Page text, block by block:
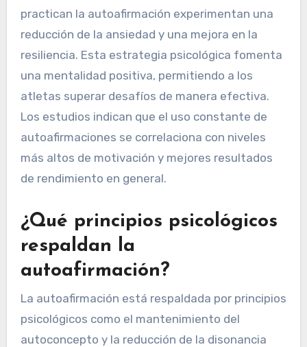
practican la autoafirmación experimentan una
reducción de la ansiedad y una mejora en la
resiliencia. Esta estrategia psicológica fomenta
una mentalidad positiva, permitiendo a los
atletas superar desafíos de manera efectiva.
Los estudios indican que el uso constante de
autoafirmaciones se correlaciona con niveles
más altos de motivación y mejores resultados
de rendimiento en general.
¿Qué principios psicológicos
respaldan la
autoafirmación?
La autoafirmación está respaldada por principios
psicológicos como el mantenimiento del
autoconcepto y la reducción de la disonancia